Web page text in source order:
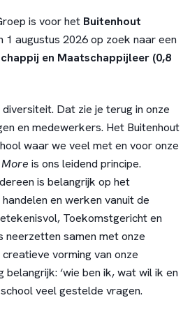
is voor hetBuitenhout
1 augustus 2026 op zoek naar een
en Maatschappijleer (0,8
Dat zie je terug in onze
en medewerkers. Het Buitenhout
waar we veel met en voor onze
is ons leidend principe.
is belangrijk op het
en werken vanuit de
Toekomstgericht en
neerzetten samen met onze
vorming van onze
belangrijk: ‘wie ben ik, wat wil ik en
veel gestelde vragen.